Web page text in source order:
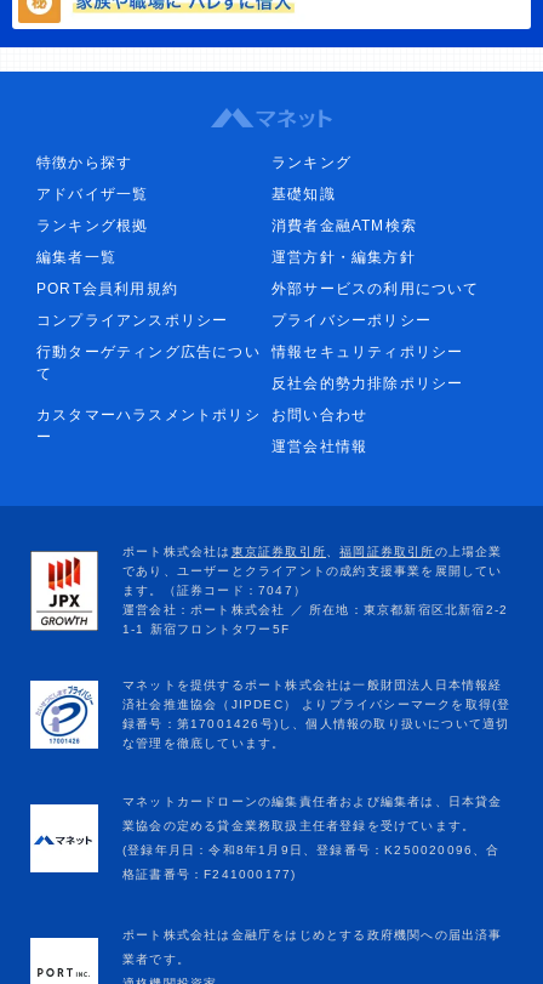
特徴から探す
ランキング
アドバイザ一覧
基礎知識
ランキング根拠
消費者金融ATM検索
編集者一覧
運営方針・編集方針
PORT会員利用規約
外部サービスの利用について
コンプライアンスポリシー
プライバシーポリシー
行動ターゲティング広告につい
て
情報セキュリティポリシー
反社会的勢力排除ポリシー
カスタマーハラスメントポリシ
ー
お問い合わせ
運営会社情報
マネットカードローンの編集責任者および編集者は、日本貸金
業協会の定める貸金業務取扱主任者登録を受けています。
(登録年月日：令和8年1月9日、登録番号：K250020096、合
格証書番号：F241000177)
ポート株式会社は金融庁をはじめとする政府機関への届出済事
業者です。